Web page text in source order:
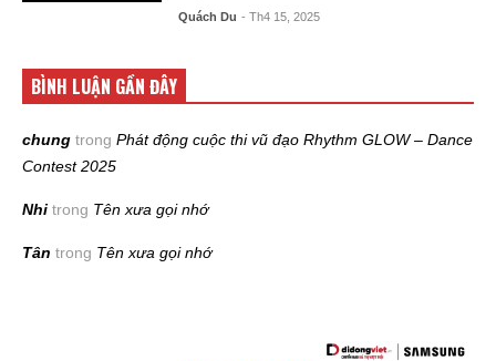
Quách Du - Th4 15, 2025
BÌNH LUẬN GẦN ĐÂY
chung trong Phát động cuộc thi vũ đạo Rhythm GLOW – Dance
Contest 2025
Nhi trong Tên xưa gọi nhớ
Tân trong Tên xưa gọi nhớ